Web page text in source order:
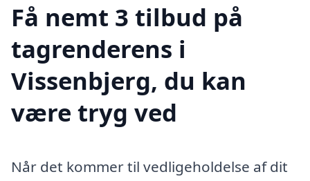
Få nemt 3 tilbud på
tagrenderens i
Vissenbjerg, du kan
være tryg ved
Når det kommer til vedligeholdelse af dit